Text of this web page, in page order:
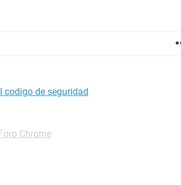
codigo de seguridad
Chrome